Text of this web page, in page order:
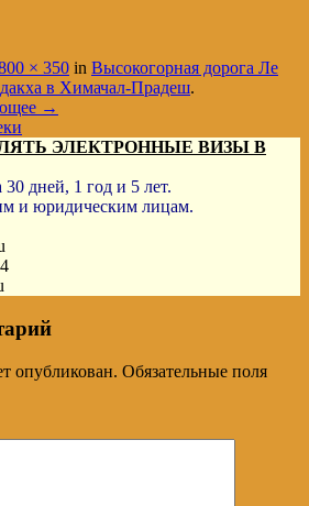
× 350 in Высокогорная дорога Ле
в Химачал-Прадеш.
→
ЭЛЕКТРОННЫЕ ВИЗЫ В
дней, 1 год и 5 лет.
и юридическим лицам.
опубликован. Обязательные поля